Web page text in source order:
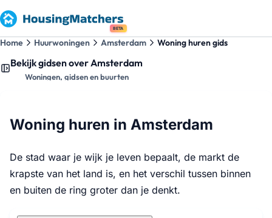
BETA
Home Huurwoningen Amsterdam Woning huren gids
Bekijk gidsen over Amsterdam
Woningen, gidsen en buurten
Woning huren in Amsterdam
De stad waar je wijk je leven bepaalt, de markt de
krapste van het land is, en het verschil tussen binnen
en buiten de ring groter dan je denkt.